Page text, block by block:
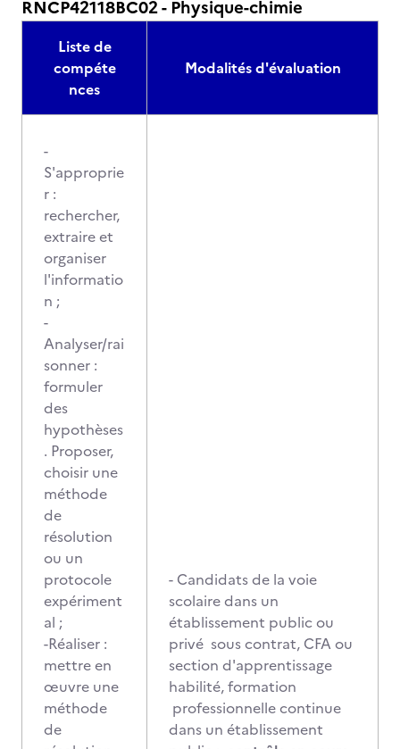
RNCP42118BC02 - Physique-chimie
Liste de
compéte
nces
Modalités d'évaluation
-
S'approprie
r :
rechercher,
extraire et
organiser
l'informatio
n ;
-
Analyser/rai
sonner :
formuler
des
hypothèses
. Proposer,
choisir une
méthode
de
résolution
ou un
protocole
expériment
al ;
-Réaliser :
mettre en
œuvre une
méthode
de
- Candidats de la voie
scolaire dans un
établissement public ou
privé sous contrat, CFA ou
section d'apprentissage
habilité, formation
professionnelle continue
dans un établissement